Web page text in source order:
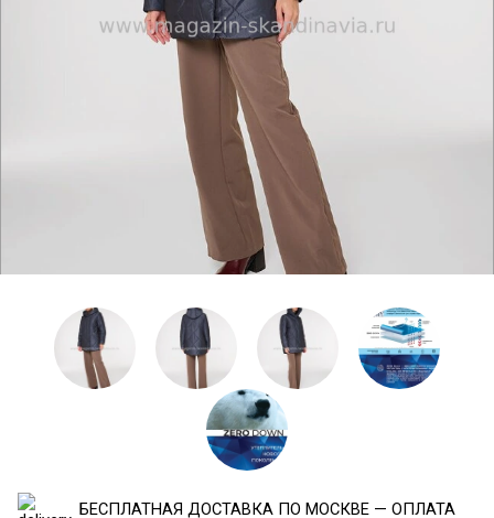
БЕСПЛАТНАЯ ДОСТАВКА ПО МОСКВЕ — ОПЛАТА